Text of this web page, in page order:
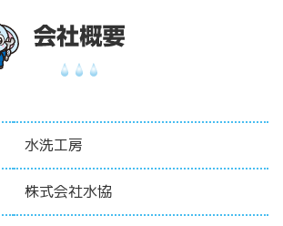
水洗工房
株式会社水協